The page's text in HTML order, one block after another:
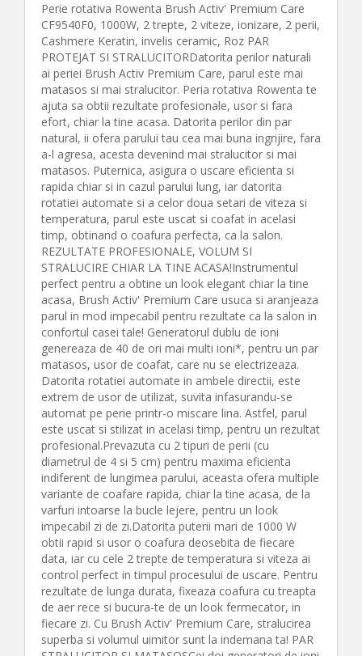
Perie rotativa Rowenta Brush Activ' Premium Care
CF9540F0, 1000W, 2 trepte, 2 viteze, ionizare, 2 perii,
Cashmere Keratin, invelis ceramic, Roz PAR
PROTEJAT SI STRALUCITORDatorita perilor naturali
ai periei Brush Activ Premium Care, parul este mai
matasos si mai stralucitor. Peria rotativa Rowenta te
ajuta sa obtii rezultate profesionale, usor si fara
efort, chiar la tine acasa. Datorita perilor din par
natural, ii ofera parului tau cea mai buna ingrijire, fara
a-l agresa, acesta devenind mai stralucitor si mai
matasos. Puternica, asigura o uscare eficienta si
rapida chiar si in cazul parului lung, iar datorita
rotatiei automate si a celor doua setari de viteza si
temperatura, parul este uscat si coafat in acelasi
timp, obtinand o coafura perfecta, ca la salon.
REZULTATE PROFESIONALE, VOLUM SI
STRALUCIRE CHIAR LA TINE ACASA!Instrumentul
perfect pentru a obtine un look elegant chiar la tine
acasa, Brush Activ' Premium Care usuca si aranjeaza
parul in mod impecabil pentru rezultate ca la salon in
confortul casei tale! Generatorul dublu de ioni
genereaza de 40 de ori mai multi ioni*, pentru un par
matasos, usor de coafat, care nu se electrizeaza.
Datorita rotatiei automate in ambele directii, este
extrem de usor de utilizat, suvita infasurandu-se
automat pe perie printr-o miscare lina. Astfel, parul
este uscat si stilizat in acelasi timp, pentru un rezultat
profesional.Prevazuta cu 2 tipuri de perii (cu
diametrul de 4 si 5 cm) pentru maxima eficienta
indiferent de lungimea parului, aceasta ofera multiple
variante de coafare rapida, chiar la tine acasa, de la
varfuri intoarse la bucle lejere, pentru un look
impecabil zi de zi.Datorita puterii mari de 1000 W
obtii rapid si usor o coafura deosebita de fiecare
data, iar cu cele 2 trepte de temperatura si viteza ai
control perfect in timpul procesului de uscare. Pentru
rezultate de lunga durata, fixeaza coafura cu treapta
de aer rece si bucura-te de un look fermecator, in
fiecare zi. Cu Brush Activ' Premium Care, stralucirea
superba si volumul uimitor sunt la indemana ta! PAR